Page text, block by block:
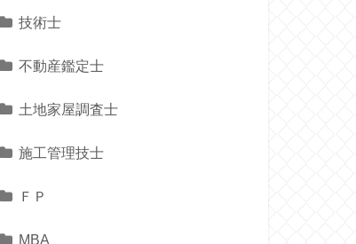
技術士
不動産鑑定士
土地家屋調査士
施工管理技士
ＦＰ
MBA